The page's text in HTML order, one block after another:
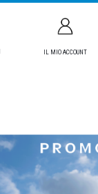
IL MIO ACCOUNT